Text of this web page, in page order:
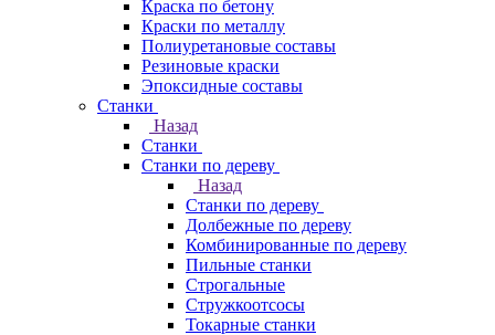
Краска по бетону
Краски по металлу
Полиуретановые составы
Резиновые краски
Эпоксидные составы
Станки
Назад
Станки
Станки по дереву
Назад
Станки по дереву
Долбежные по дереву
Комбинированные по дереву
Пильные станки
Строгальные
Стружкоотсосы
Токарные станки